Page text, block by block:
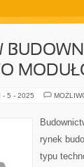
- 5 - 2025
rynek
typu